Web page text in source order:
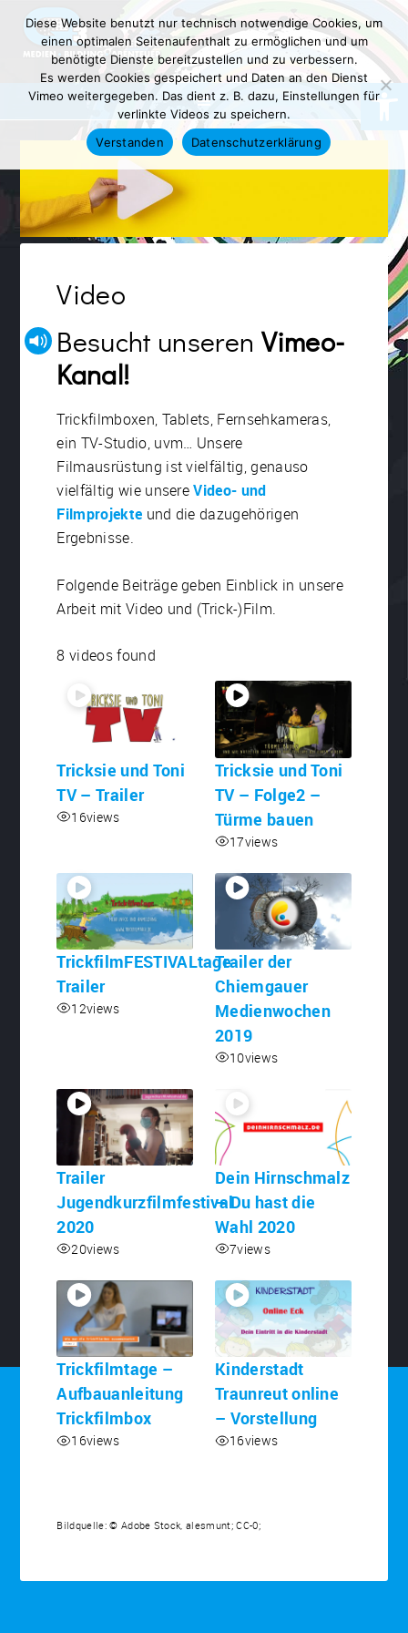
Video
Besucht unseren Vimeo-
Kanal!
Trickfilmboxen, Tablets, Fernsehkameras,
ein TV-Studio, uvm… Unsere
Filmausrüstung ist vielfältig, genauso
vielfältig wie unsereVideo- und
Filmprojekte und die dazugehörigen
Ergebnisse.
Folgende Beiträge geben Einblick in unsere
Arbeit mit Video und (Trick-)Film.
8 videos found
Tricksie und Toni
TV – Trailer
16views
Tricksie und Toni
TV – Folge2 –
Türme bauen
17views
TrickfilmFESTIVALtage
Trailer
12views
Trailer der
Chiemgauer
Medienwochen
2019
10views
Trailer
Jugendkurzfilmfestival
2020
20views
Dein Hirnschmalz
– Du hast die
Wahl 2020
7views
Trickfilmtage –
Aufbauanleitung
Trickfilmbox
16views
Kinderstadt
Traunreut online
– Vorstellung
16views
Bildquelle: © Adobe Stock,alesmunt; CC-0;
Diese Website benutzt nur technisch notwendige Cookies, um
einen optimalen Seitenaufenthalt zu ermöglichen und um
benötigte Dienste bereitzustellen und zu verbessern.
Es werden Cookies gespeichert und Daten an den Dienst
Vimeo weitergegeben. Das dient z. B. dazu, Einstellungen für
verlinkte Videos zu speichern.
Verstanden
Datenschutzerklärung